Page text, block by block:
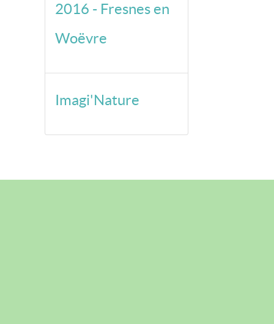
2016 - Fresnes en
Woëvre
Imagi'Nature